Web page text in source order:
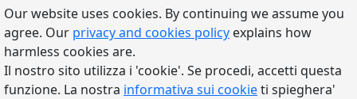
Our website uses cookies. By continuing we assume you
agree. Our privacy and cookies policy explains how
harmless cookies are.
Il nostro sito utilizza i 'cookie'. Se procedi, accetti questa
funzione. La nostra informativa sui cookieti spieghera'